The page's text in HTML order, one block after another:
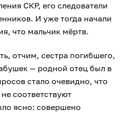
СКР, его следователи
И уже тогда начали
что мальчик мёртв.
отчим, сестра погибшего,
— родной отец был в
стало очевидно, что
соответствуют
ясно: совершено